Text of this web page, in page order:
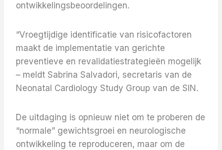
ontwikkelingsbeoordelingen.
“Vroegtijdige identificatie van risicofactoren
maakt de implementatie van gerichte
preventieve en revalidatiestrategieën mogelijk
– meldt Sabrina Salvadori, secretaris van de
Neonatal Cardiology Study Group van de SIN.
De uitdaging is opnieuw niet om te proberen de
“normale” gewichtsgroei en neurologische
ontwikkeling te reproduceren, maar om de